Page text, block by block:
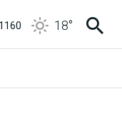
1160
18°